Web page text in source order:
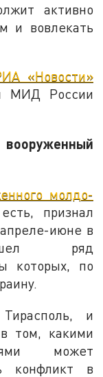
активно
и вовлекать
«Новости»
МИД России
молдо-
есть, признал
июне в
ряд
которых, по
и
том, какими
может
конфликт в